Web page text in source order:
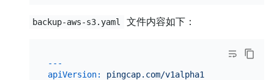
backup-aws-s3.yaml 文件内容如下：
---
apiVersion:
pingcap.com/v1alpha1